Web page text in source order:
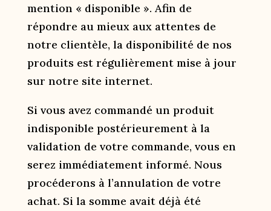
mention « disponible ». Afin de
répondre au mieux aux attentes de
notre clientèle, la disponibilité de nos
produits est régulièrement mise à jour
sur notre site internet.
Si vous avez commandé un produit
indisponible postérieurement à la
validation de votre commande, vous en
serez immédiatement informé. Nous
procéderons à l’annulation de votre
achat. Si la somme avait déjà été